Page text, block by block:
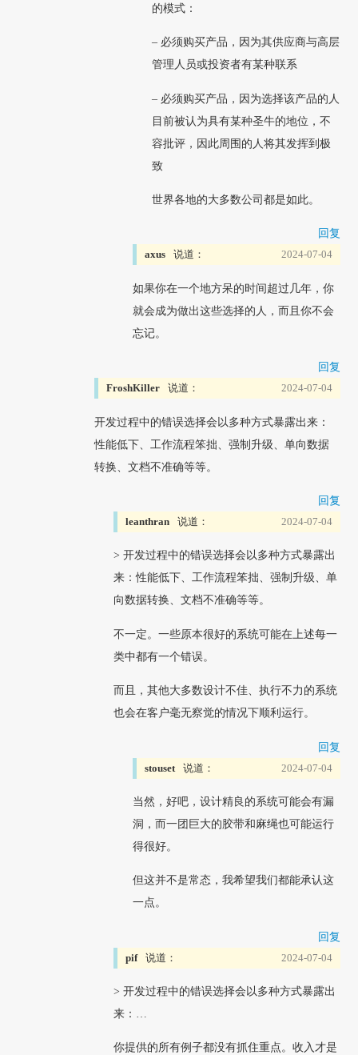
的模式：
– 必须购买产品，因为其供应商与高层
管理人员或投资者有某种联系
– 必须购买产品，因为选择该产品的人
目前被认为具有某种圣牛的地位，不
容批评，因此周围的人将其发挥到极
致
世界各地的大多数公司都是如此。
回复
axus 说道： 2024-07-04
如果你在一个地方呆的时间超过几年，你
就会成为做出这些选择的人，而且你不会
忘记。
回复
FroshKiller 说道： 2024-07-04
开发过程中的错误选择会以多种方式暴露出来：
性能低下、工作流程笨拙、强制升级、单向数据
转换、文档不准确等等。
回复
leanthran 说道： 2024-07-04
> 开发过程中的错误选择会以多种方式暴露出
来：性能低下、工作流程笨拙、强制升级、单
向数据转换、文档不准确等等。
不一定。一些原本很好的系统可能在上述每一
类中都有一个错误。
而且，其他大多数设计不佳、执行不力的系统
也会在客户毫无察觉的情况下顺利运行。
回复
stouset 说道： 2024-07-04
当然，好吧，设计精良的系统可能会有漏
洞，而一团巨大的胶带和麻绳也可能运行
得很好。
但这并不是常态，我希望我们都能承认这
一点。
回复
pif 说道： 2024-07-04
> 开发过程中的错误选择会以多种方式暴露出
来：…
你提供的所有例子都没有抓住重点。收入才是